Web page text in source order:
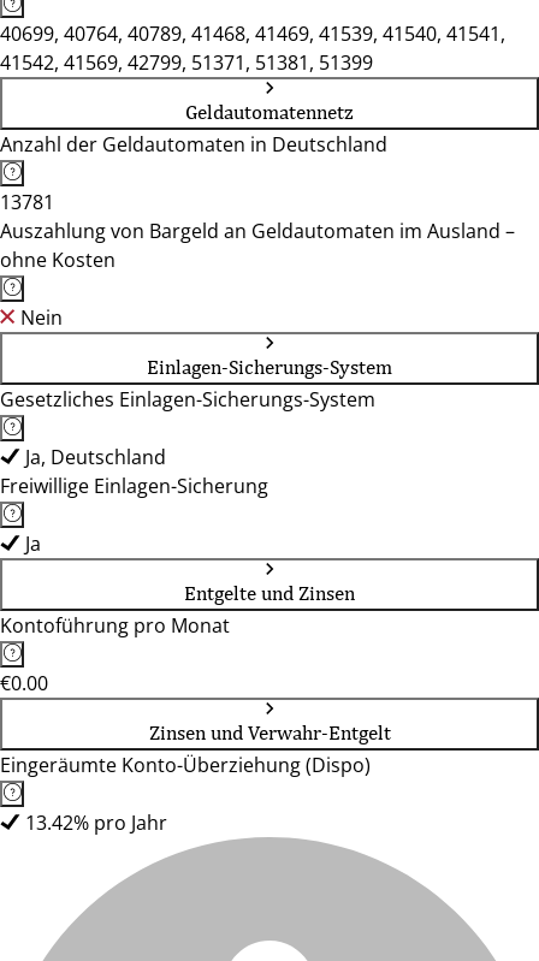
40699, 40764, 40789, 41468, 41469, 41539, 41540, 41541,
41542, 41569, 42799, 51371, 51381, 51399
Geldautomatennetz
Anzahl der Geldautomaten in Deutschland
13781
Auszahlung von Bargeld an Geldautomaten im Ausland –
ohne Kosten
Nein
Einlagen-Sicherungs-System
Gesetzliches Einlagen-Sicherungs-System
Ja, Deutschland
Freiwillige Einlagen-Sicherung
Ja
Entgelte und Zinsen
Kontoführung pro Monat
€0.00
Zinsen und Verwahr-Entgelt
Eingeräumte Konto-Überziehung (Dispo)
13.42% pro Jahr